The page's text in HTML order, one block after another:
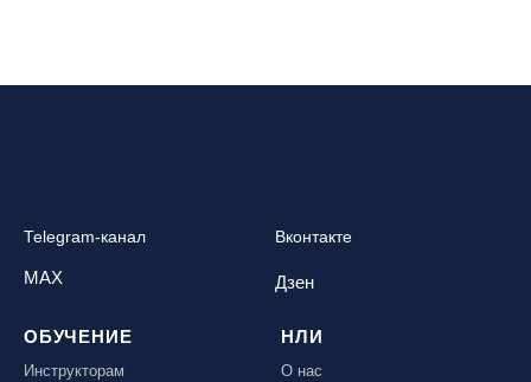
Telegram-канал Вконтакте
MAX Дзен
ОБУЧЕНИЕ
Инструкторам
НЛИ
О нас